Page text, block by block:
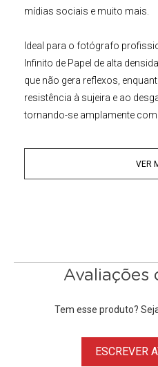
mídias sociais e muito mais.
Ideal para o fotógrafo
Infinito de Papel de alta
que não gera reflexos,
resistência à sujeira e ao
tornando-se amplamente
rascunhos, decorações, etc.
com especificações
• Rolo de papel fotográfico de
• Fundo infinito cor Amarelo
VER
Avaliações
Tem esse produto?
ESCREVER